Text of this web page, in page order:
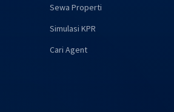
Sewa Properti
Simulasi KPR
Cari Agent